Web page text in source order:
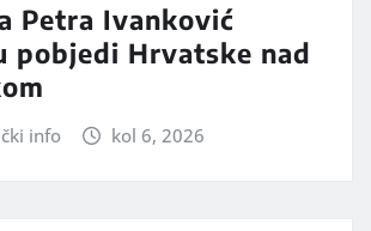
Petra Ivanković
pobjedi Hrvatske nad
info kol 6, 2026